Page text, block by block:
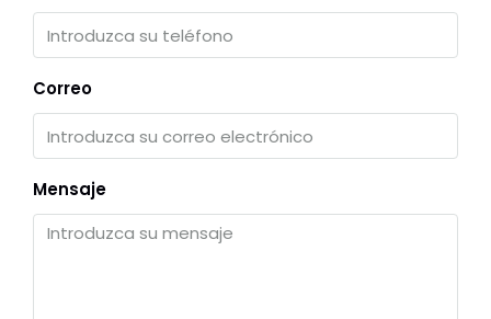
Correo
Mensaje